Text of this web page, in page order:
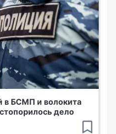
в БСМП и волокита
дело